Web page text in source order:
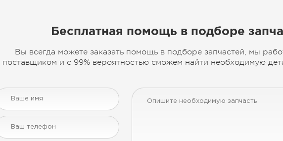
Бесплатная помощь в подборе
Вы всегда можете заказать помощь в подборе запчастей, мы
поставщиком и с 99% вероятностью сможем найти необходимую